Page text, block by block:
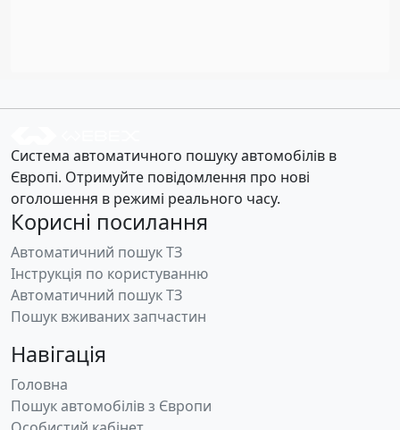
Система автоматичного пошуку автомобілів в
Європі. Отримуйте повідомлення про нові
оголошення в режимі реального часу.
Корисні посилання
Автоматичний пошук ТЗ
Інструкція по користуванню
Автоматичний пошук ТЗ
Пошук вживаних запчастин
Навігація
Головна
Пошук автомобілів з Європи